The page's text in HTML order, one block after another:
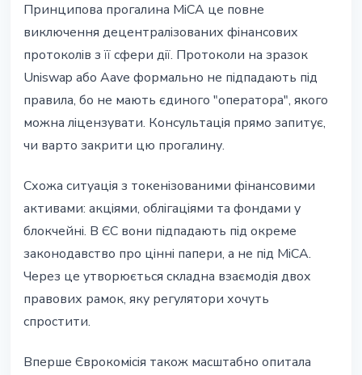
Принципова прогалина MiCA це повне
виключення децентралізованих фінансових
протоколів з її сфери дії. Протоколи на зразок
Uniswap або Aave формально не підпадають під
правила, бо не мають єдиного "оператора", якого
можна ліцензувати. Консультація прямо запитує,
чи варто закрити цю прогалину.
Схожа ситуація з токенізованими фінансовими
активами: акціями, облігаціями та фондами у
блокчейні. В ЄС вони підпадають під окреме
законодавство про цінні папери, а не під MiCA.
Через це утворюється складна взаємодія двох
правових рамок, яку регулятори хочуть
спростити.
Вперше Єврокомісія також масштабно опитала